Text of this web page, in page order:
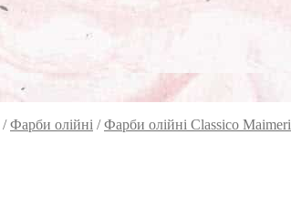
/Фарби олійні /Фарби олійні Classico Maimeri